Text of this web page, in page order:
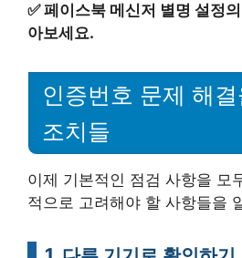
✅페이스북 메신저 별명 설정
아보세요.
인증번호 문제 해
조치들
이제 기본적인 점검 사항을 모
적으로 고려해야 할 사항들을